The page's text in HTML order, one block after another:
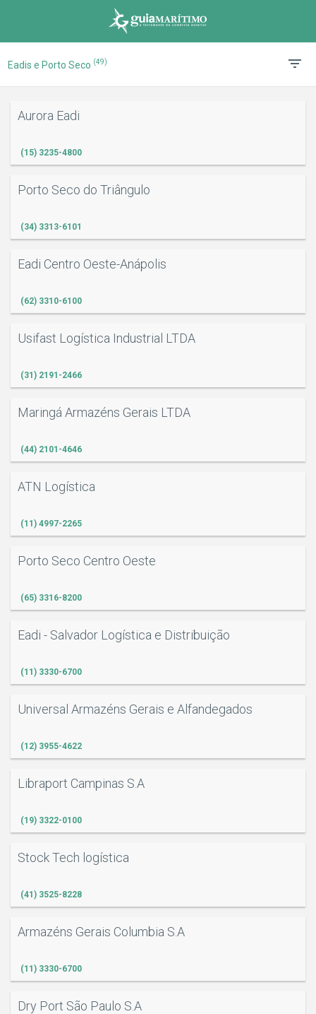
Eadis e Porto Seco (49)
Aurora Eadi
(15) 3235-4800
Porto Seco do Triângulo
(34) 3313-6101
Eadi Centro Oeste-Anápolis
(62) 3310-6100
Usifast Logística Industrial LTDA
(31) 2191-2466
Maringá Armazéns Gerais LTDA
(44) 2101-4646
ATN Logística
(11) 4997-2265
Porto Seco Centro Oeste
(65) 3316-8200
Eadi - Salvador Logística e Distribuição
(11) 3330-6700
Universal Armazéns Gerais e Alfandegados
(12) 3955-4622
Libraport Campinas S.A
(19) 3322-0100
Stock Tech logística
(41) 3525-8228
Armazéns Gerais Columbia S.A
(11) 3330-6700
Dry Port São Paulo S.A